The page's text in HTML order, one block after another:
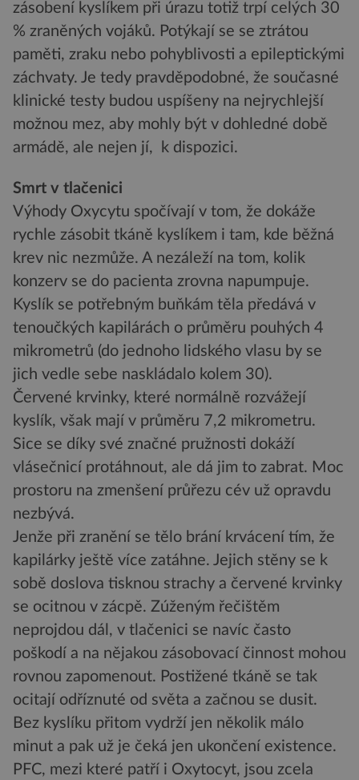
zásobení kyslíkem při úrazu totiž trpí celých 30
% zraněných vojáků. Potýkají se se ztrátou
paměti, zraku nebo pohyblivosti a epileptickými
záchvaty. Je tedy pravděpodobné, že současné
klinické testy budou uspíšeny na nejrychlejší
možnou mez, aby mohly být v dohledné době
armádě, ale nejen jí, k dispozici.
Smrt v tlačenici
Výhody Oxycytu spočívají v tom, že dokáže
rychle zásobit tkáně kyslíkem i tam, kde běžná
krev nic nezmůže. A nezáleží na tom, kolik
konzerv se do pacienta zrovna napumpuje.
Kyslík se potřebným buňkám těla předává v
tenoučkých kapilárách o průměru pouhých 4
mikrometrů (do jednoho lidského vlasu by se
jich vedle sebe naskládalo kolem 30).
Červené krvinky, které normálně rozvážejí
kyslík, však mají v průměru 7,2 mikrometru.
Sice se díky své značné pružnosti dokáží
vlásečnicí protáhnout, ale dá jim to zabrat. Moc
prostoru na zmenšení průřezu cév už opravdu
nezbývá.
Jenže při zranění se tělo brání krvácení tím, že
kapilárky ještě více zatáhne. Jejich stěny se k
sobě doslova tisknou strachy a červené krvinky
se ocitnou v zácpě. Zúženým řečištěm
neprojdou dál, v tlačenici se navíc často
poškodí a na nějakou zásobovací činnost mohou
rovnou zapomenout. Postižené tkáně se tak
ocitají odříznuté od světa a začnou se dusit.
Bez kyslíku přitom vydrží jen několik málo
minut a pak už je čeká jen ukončení existence.
PFC, mezi které patří i Oxytocyt, jsou zcela